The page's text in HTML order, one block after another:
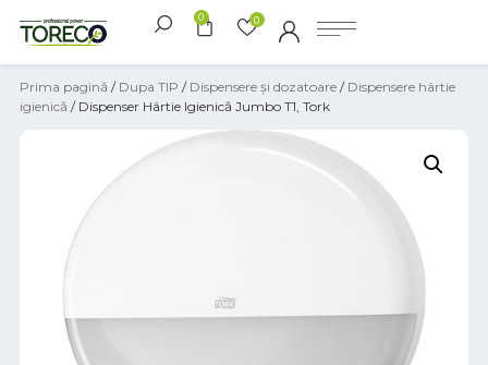
0 0
Prima pagină / Dupa TIP / Dispensere și dozatoare / Dispensere hârtie
igienică / Dispenser Hârtie Igienică Jumbo T1, Tork